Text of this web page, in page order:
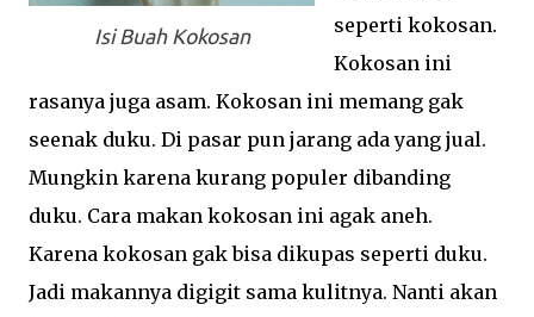
Isi Buah Kokosan
seperti kokosan.
Kokosan ini
rasanya juga asam. Kokosan ini memang gak
seenak duku. Di pasar pun jarang ada yang jual.
Mungkin karena kurang populer dibanding
duku. Cara makan kokosan ini agak aneh.
Karena kokosan gak bisa dikupas seperti duku.
Jadi makannya digigit sama kulitnya. Nanti akan